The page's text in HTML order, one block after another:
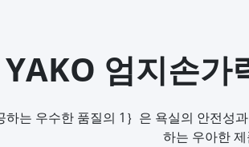
엄지손
하는 우수한 품질의 1｝은 욕실의 안전성
하는 우아한